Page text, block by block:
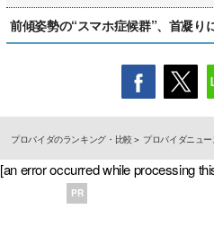
前傾姿勢の“スマホ症候群”、首凝り
プロバイダのランキング・比較 プロバイダニュー
[an error occurred while processing
PR